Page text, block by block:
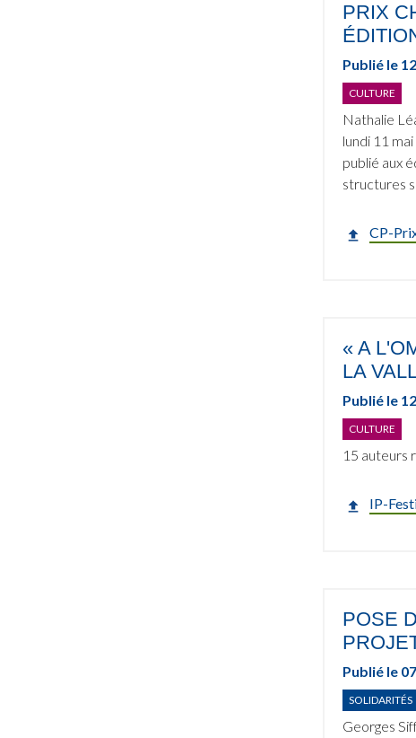
PRIX
Publié le
CULTURE
Nathalie
lundi 11
publié aux
structures
CP-
« A
LA
Publié le
CULTURE
15 auteurs
IP-
POSE
Publié le
SOLIDARITÉS
Georges